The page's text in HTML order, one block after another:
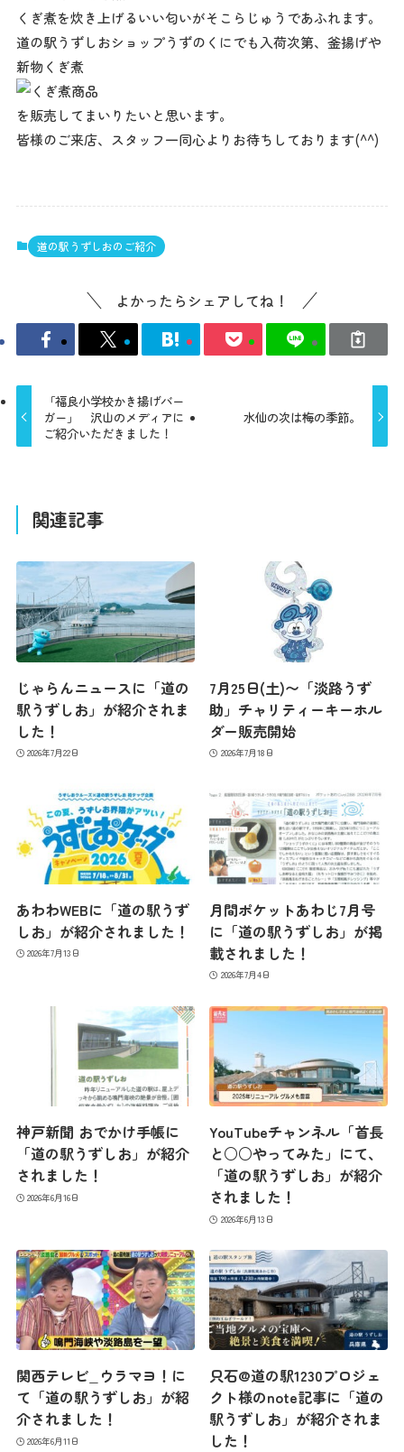
くぎ煮を炊き上げるいい匂いがそこらじゅうであふれます。
道の駅うずしおショップうずのくにでも入荷次第、釜揚げや
新物くぎ煮
を販売してまいりたいと思います。
皆様のご来店、スタッフ一同心よりお待ちしております(^^)
道の駅うずしおのご紹介
よかったらシェアしてね！
「福良小学校かき揚げバー
ガー」 沢山のメディアに
ご紹介いただきました！
水仙の次は梅の季節。
関連記事
じゃらんニュースに「道の
駅うずしお」が紹介されま
した！
2026年7月22日
7月25日(土)〜「淡路うず
助」チャリティーキーホル
ダー販売開始
2026年7月18日
あわわWEBに「道の駅うず
しお」が紹介されました！
2026年7月13日
月間ポケットあわじ7月号
に「道の駅うずしお」が掲
載されました！
2026年7月4日
神戸新聞 おでかけ手帳に
「道の駅うずしお」が紹介
されました！
2026年6月16日
YouTubeチャンネル「首長
と○○やってみた」にて、
「道の駅うずしお」が紹介
されました！
2026年6月13日
関西テレビ_ウラマヨ！に
て「道の駅うずしお」が紹
介されました！
2026年6月11日
只石@道の駅1230プロジェ
クト様のnote記事に「道の
駅うずしお」が紹介されま
した！